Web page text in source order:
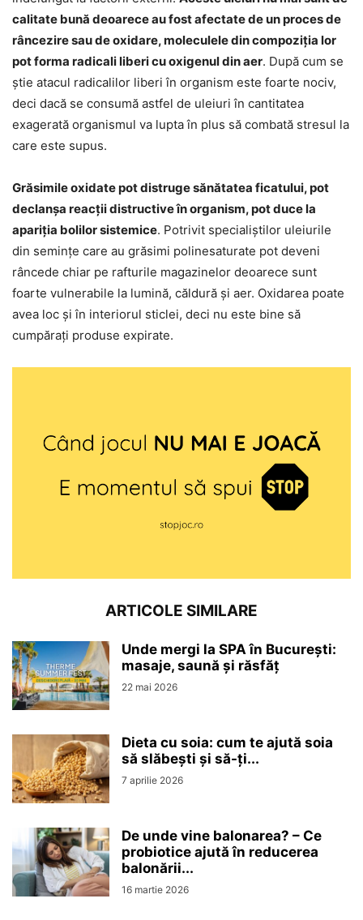
calitate bună deoarece au fost afectate de un proces de
râncezire sau de oxidare, moleculele din compoziția lor
pot forma radicali liberi cu oxigenul din aer. După cum se
știe atacul radicalilor liberi în organism este foarte nociv,
deci dacă se consumă astfel de uleiuri în cantitatea
exagerată organismul va lupta în plus să combată stresul la
care este supus.
Grăsimile oxidate pot distruge sănătatea ficatului, pot
declanșa reacții distructive în organism, pot duce la
apariția bolilor sistemice. Potrivit specialiștilor uleiurile
din semințe care au grăsimi polinesaturate pot deveni
râncede chiar pe rafturile magazinelor deoarece sunt
foarte vulnerabile la lumină, căldură și aer. Oxidarea poate
avea loc și în interiorul sticlei, deci nu este bine să
cumpărați produse expirate.
ARTICOLE SIMILARE
Unde mergi la SPA în București:
masaje, saună și răsfăț
22 mai 2026
Dieta cu soia: cum te ajută soia
să slăbești și să-ți...
7 aprilie 2026
De unde vine balonarea? – Ce
probiotice ajută în reducerea
balonării...
16 martie 2026